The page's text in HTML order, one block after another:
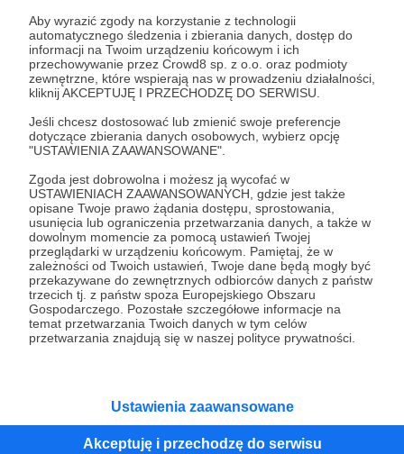
Aby wyrazić zgody na korzystanie z technologii
automatycznego śledzenia i zbierania danych, dostęp do
informacji na Twoim urządzeniu końcowym i ich
przechowywanie przez Crowd8 sp. z o.o. oraz podmioty
zewnętrzne, które wspierają nas w prowadzeniu działalności,
kliknij AKCEPTUJĘ I PRZECHODZĘ DO SERWISU.
Jeśli chcesz dostosować lub zmienić swoje preferencje
dotyczące zbierania danych osobowych, wybierz opcję
"USTAWIENIA ZAAWANSOWANE".
Zgoda jest dobrowolna i możesz ją wycofać w
USTAWIENIACH ZAAWANSOWANYCH, gdzie jest także
opisane Twoje prawo żądania dostępu, sprostowania,
usunięcia lub ograniczenia przetwarzania danych, a także w
dowolnym momencie za pomocą ustawień Twojej
przeglądarki w urządzeniu końcowym. Pamiętaj, że w
zależności od Twoich ustawień, Twoje dane będą mogły być
przekazywane do zewnętrznych odbiorców danych z państw
trzecich tj. z państw spoza Europejskiego Obszaru
Gospodarczego. Pozostałe szczegółowe informacje na
temat przetwarzania Twoich danych w tym celów
przetwarzania znajdują się w naszej polityce prywatności.
Ustawienia zaawansowane
Akceptuję i przechodzę do serwisu
Czy na pewno chcesz kontynuować?
Tak, przejdź do strony
Kategorie
O Patronite
Dodatkowe produkty
Pomoc
RegulaminPolityka prywatnościPatronite Commons
Unia Europejska